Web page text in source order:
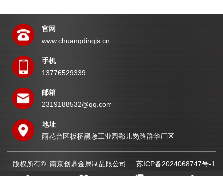
官网
www.chuangdingjs.cn
手机
13776529339
邮箱
2319188532@qq.com
地址
雨花台区板桥黑墩工业园鄂儿岗路群华厂区
版权所有© 南京创鼎金属制品限公司 苏ICP备2024068747号-1